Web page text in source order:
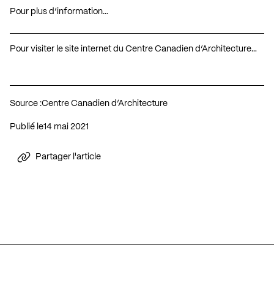
Pour plus d’information…
Pour visiter le site internet du Centre Canadien d’Architecture…
Source :Centre Canadien d’Architecture
Publié le 14 mai 2021
Partager l'article